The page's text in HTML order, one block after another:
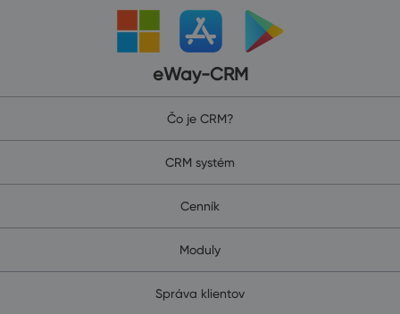
eWay-CRM
Čo je CRM?
CRM systém
Cenník
Moduly
Správa klientov